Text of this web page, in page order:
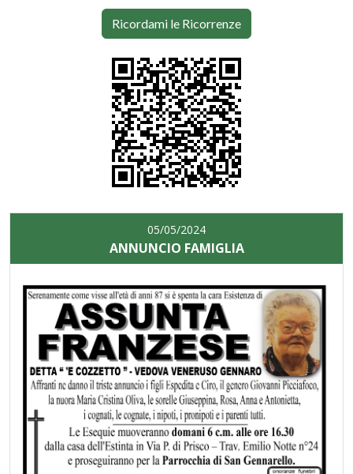
Ricordami le Ricorrenze
05/05/2024
ANNUNCIO FAMIGLIA